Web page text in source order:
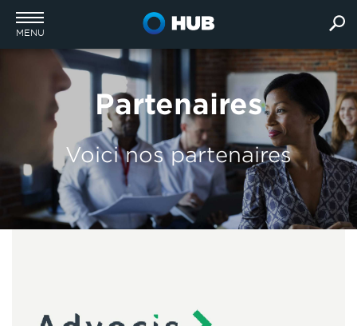
MENU
Partenaires
Voici nos partenaires